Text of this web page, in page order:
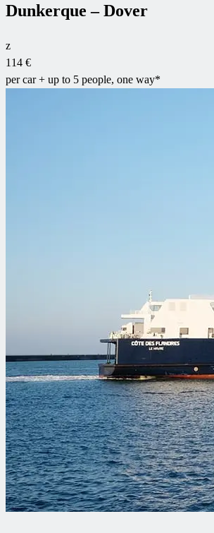
Dunkerque – Dover
z
114 €
per car + up to 5 people, one way*